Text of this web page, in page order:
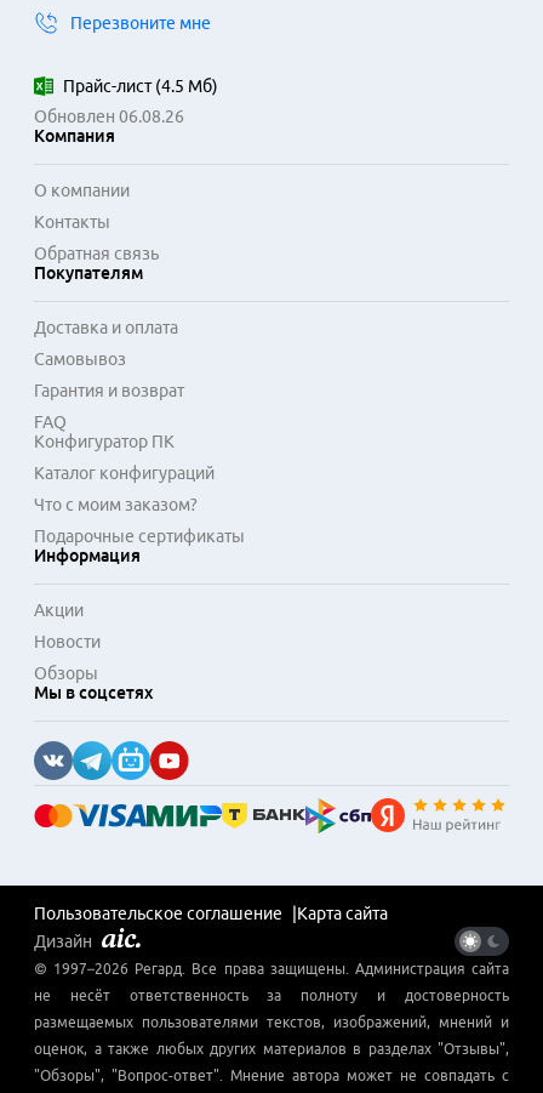
камера с несколькими модулями делает
Встроенный сканер отпечатков пальцев размещен на
боковой грани для быстрой разблокировки. Смартфон
чистым интерфейсом. Поддержка двух SIM-карт и
функциональность устройства. Модель подходит для
работы, путешествий и повседневного использования, где
важны надежность и автономность.
Перезвоните мне
Прайс-лист(4.5 Мб)
Обновлен 06.08.26
Компания
О компании
Контакты
Обратная связь
Покупателям
Доставка и оплата
Самовывоз
Гарантия и возврат
FAQ
Конфигуратор ПК
Каталог конфигураций
Что с моим заказом?
Подарочные сертификаты
Информация
Акции
Новости
Обзоры
Мы в соцсетях
Пользовательское соглашение
Карта сайта
Дизайн
© 1997–2026 Регард . Все права защищены. Администрация сайта
не несёт ответственность за полноту и достоверность
размещаемых пользователями текстов, изображений, мнений и
оценок, а также любых других материалов в разделах "Отзывы",
"Обзоры", "Вопрос-ответ". Мнение автора может не совпадать с